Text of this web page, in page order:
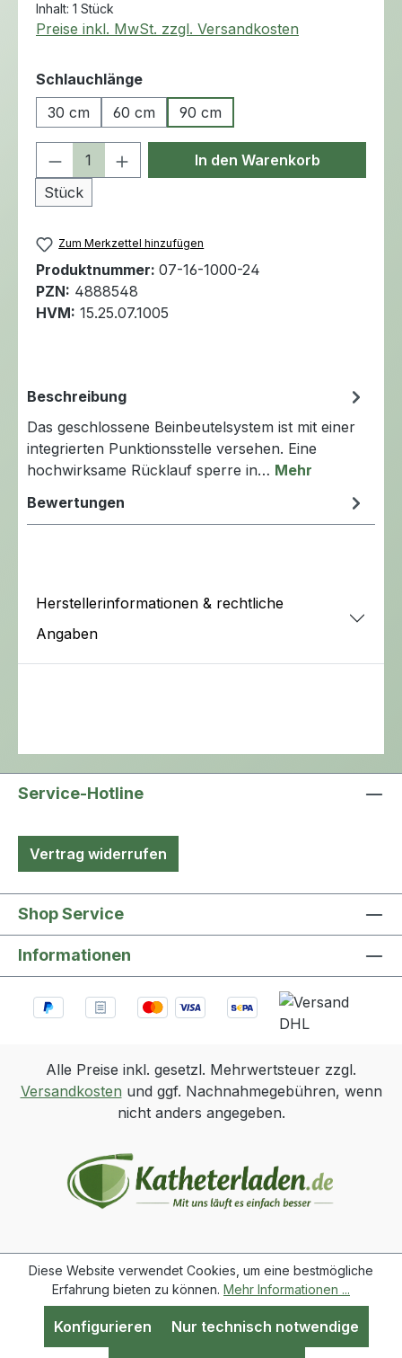
Inhalt: 1 Stück
Preise inkl. MwSt. zzgl. Versandkosten
Schlauchlängeauswählen
30 cm
60 cm 90 cm
Produkt Anzahl: Gib den
Stück
In den Warenkorb
Zum Merkzettel hinzufügen
Produktnummer: 07-16-1000-24
PZN: 4888548
HVM: 15.25.07.1005
Beschreibung
Das geschlossene Beinbeutelsystem ist mit einer
integrierten Punktionsstelle versehen. Eine
hochwirksame Rücklauf sperre in… Mehr
Bewertungen
Herstellerinformationen & rechtliche
Angaben
Service-Hotline
Vertrag widerrufen
Shop Service
Informationen
Alle Preise inkl. gesetzl. Mehrwertsteuer zzgl.
Versandkosten und ggf. Nachnahmegebühren, wenn
nicht anders angegeben.
Diese Website verwendet Cookies, um eine bestmögliche
Erfahrung bieten zu können. Mehr Informationen ...
Nur technisch notwendige
Konfigurieren